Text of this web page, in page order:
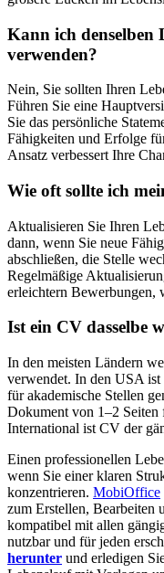
Kann ich denselben
verwenden?
Nein, Sie sollten Ihren
Führen Sie eine
Sie das persönliche
Fähigkeiten und Erfolge
Ansatz verbessert Ihre
Wie oft sollte ich
Aktualisieren Sie Ihren
dann, wenn Sie neue
abschließen, die Stelle
Regelmäßige
erleichtern Bewerbungen,
Ist ein CV dasselbe
In den meisten Ländern
verwendet. In den USA
für akademische Stellen
Dokument von 1–2 Seiten
International ist CV der
Einen professionellen
wenn Sie einer klaren
konzentrieren. MobiOffice
zum Erstellen, Bearbeiten
kompatibel mit allen
nutzbar und für jeden
herunter und erledigen